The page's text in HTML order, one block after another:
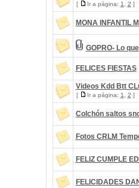
[ Ir a página: 1 2 ]
MONA INFANTIL
GOPRO- Lo
FELICES FIESTAS
Videos Kdd Btt
[ Ir a página: 1 2 ]
Colchón saltos
Fotos CRLM
FELIZ CUMPLE
FELICIDADES